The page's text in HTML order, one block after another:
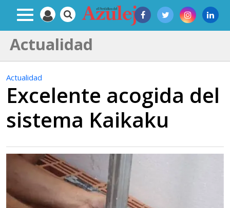
Actualidad
Actualidad
Excelente acogida del
sistema Kaikaku